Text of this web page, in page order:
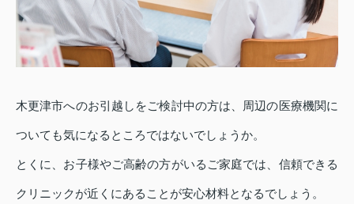
木更津市へのお引越しをご検討中の方は、周辺の医療機関に
ついても気になるところではないでしょうか。
とくに、お子様やご高齢の方がいるご家庭では、信頼できる
クリニックが近くにあることが安心材料となるでしょう。